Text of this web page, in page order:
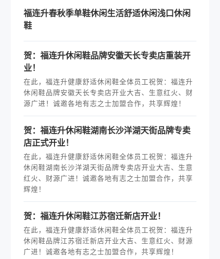
福连升春秋季单鞋休闲生活舒适休闲浅口休闲
鞋
贺：福连升休闲鞋品牌安徽天长专卖店重装开
业！
在此，福连升健康舒适休闲鞋全体员工祝贺：福连升
休闲鞋品牌安徽天长专卖店开业大吉、生意红火、财
源广进！诚邀各地有志之士加盟合作，共享辉煌！
贺：福连升休闲鞋湖南长沙洋湖天街品牌专卖
店正式开业！
在此，福连升健康舒适休闲鞋全体员工祝贺：福连升
休闲鞋湖南长沙洋湖天街品牌专卖店开业大吉、生意
红火、财源广进！诚邀各地有志之士加盟合作，共享
辉煌！
贺：福连升休闲鞋江苏宿迁新店开业！
在此，福连升健康舒适休闲鞋全体员工祝贺：福连升
休闲鞋品牌江苏宿迁新店开业大吉、生意红火、财源
广进！诚邀各地有志之士加盟合作，共享辉煌！